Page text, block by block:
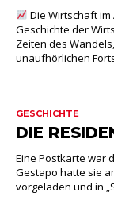
Die Wirtschaft
Geschichte der
Zeiten des
unaufhörlichen
GESCHICHTE
DIE
Eine Postkarte war
Gestapo hatte sie
vorgeladen und in